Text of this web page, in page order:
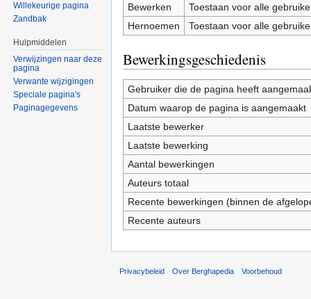
Bewerken
Toestaan voor alle
Hernoemen
Toestaan voor alle
Bewerkingsgeschiedenis
Gebruiker die de pagina heeft
Datum waarop de pagina is aangemaakt
Laatste bewerker
Laatste bewerking
Aantal bewerkingen
Auteurs totaal
Recente bewerkingen (binnen de
Recente auteurs
Willekeurige pagina
Zandbak
Hulpmiddelen
Verwijzingen naar deze
pagina
Verwante wijzigingen
Speciale pagina's
Paginagegevens
Privacybeleid Over Berghapedia Voorbehoud